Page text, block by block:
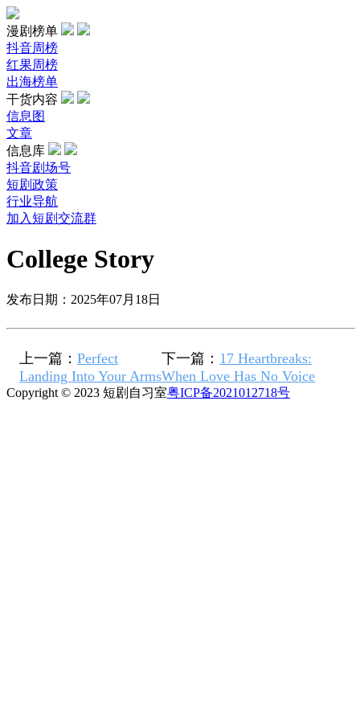
漫剧榜单
抖音周榜
红果周榜
出海榜单
干货内容
信息图
文章
信息库
抖音剧场号
短剧政策
行业导航
加入短剧交流群
College Story
发布日期：2025年07月18日
上一篇： Perfect
Landing Into Your Arms
下一篇： 17 Heartbreaks:
When Love Has No Voice
Copyright © 2023 短剧自习室粤ICP备2021012718号